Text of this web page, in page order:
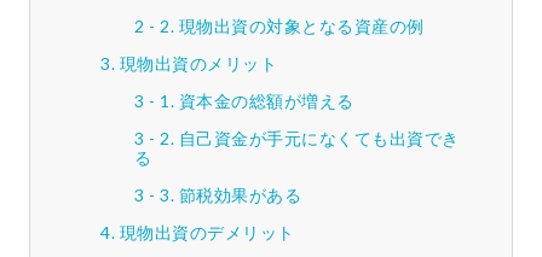
現物出資の対象となる資産の例
現物出資のメリット
資本金の総額が増える
自己資金が手元になくても出資でき
る
節税効果がある
現物出資のデメリット